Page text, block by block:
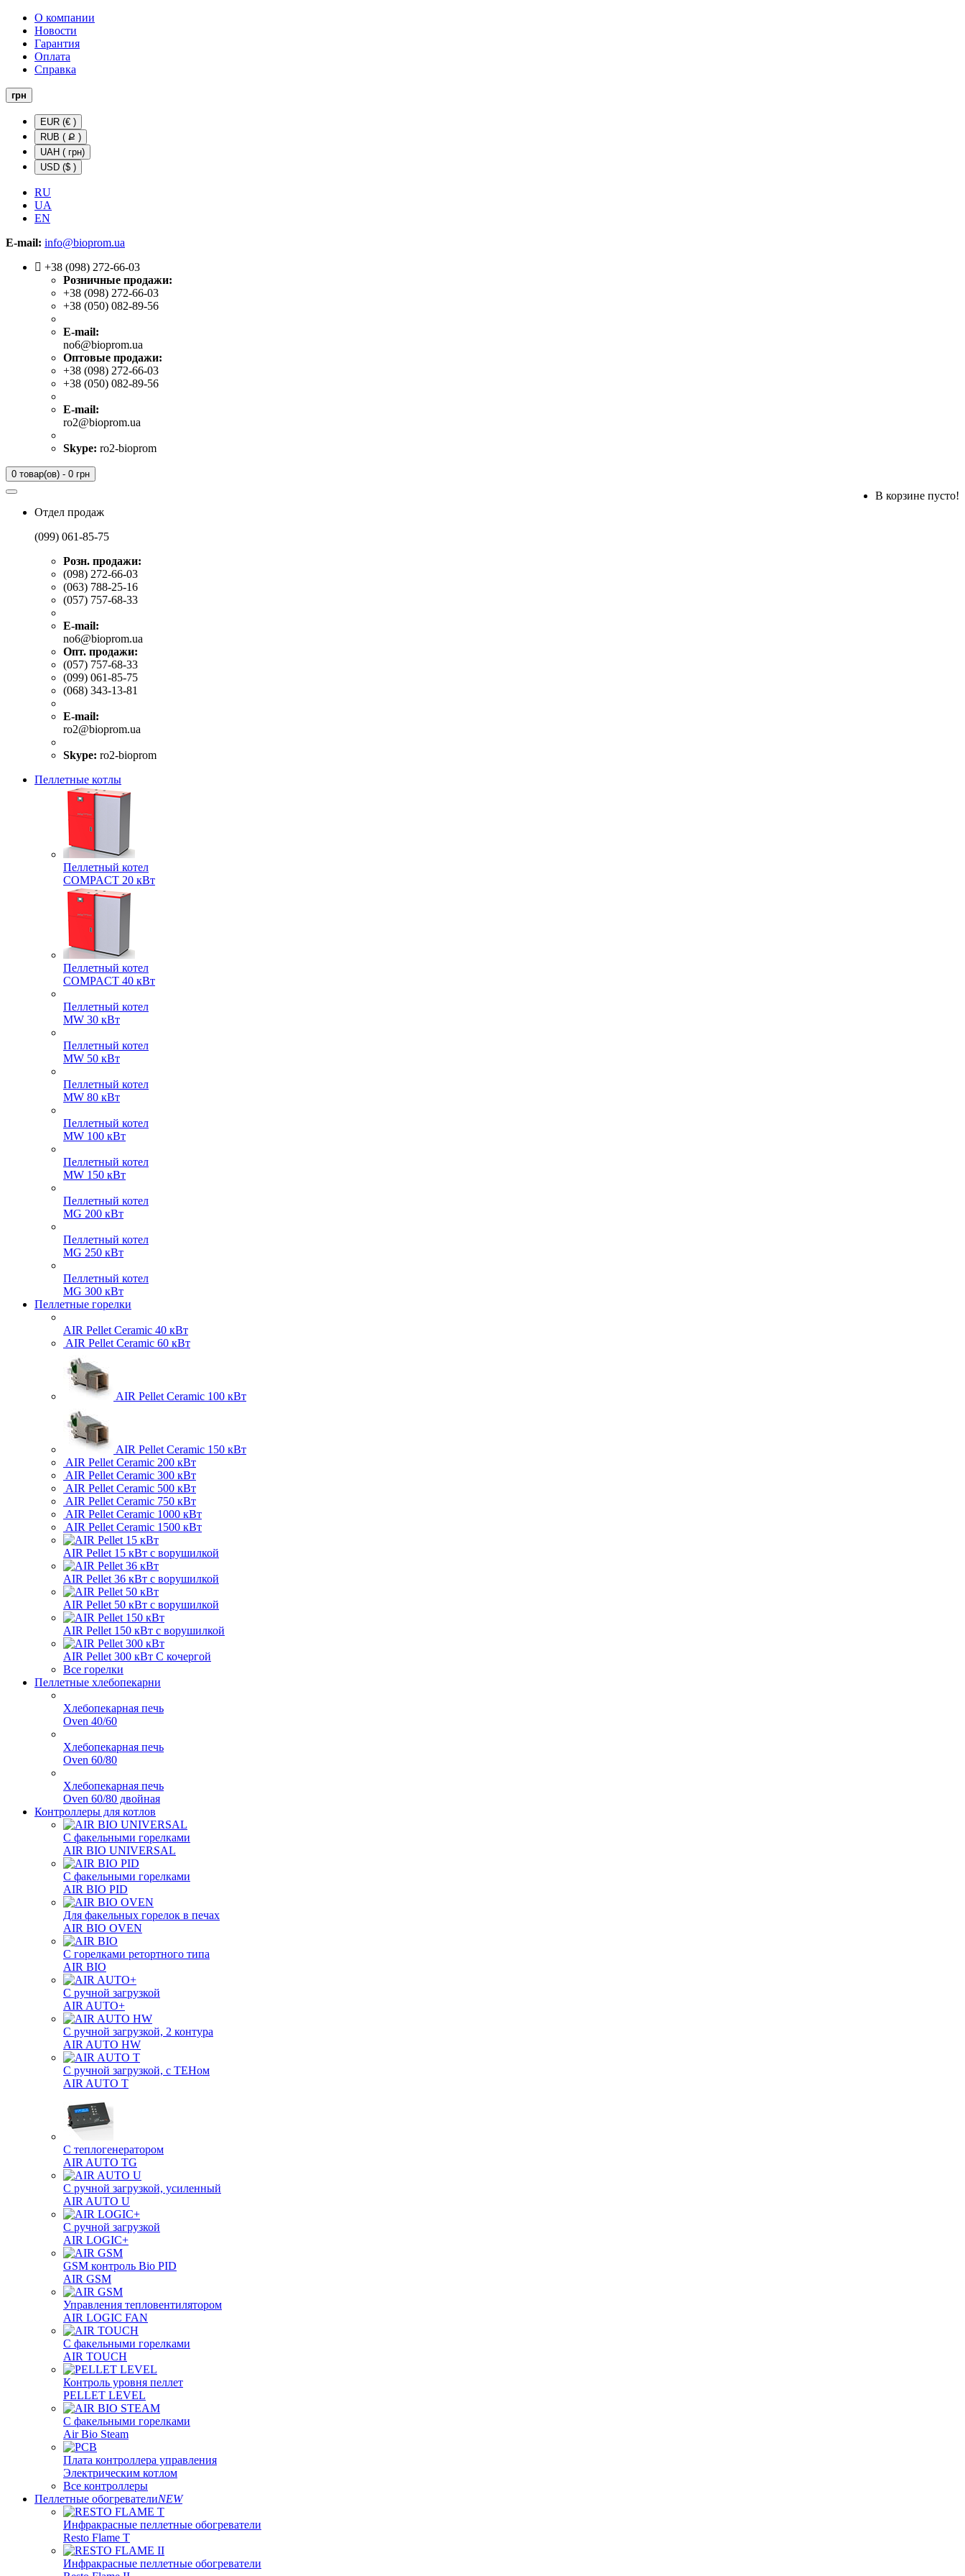
О компании
Новости
Гарантия
Оплата
Справка
грн
EUR (€ )
RUB ( Ք )
UAH ( грн)
USD ($ )
RU
UA
EN
E-mail: info@bioprom.ua
+38 (098) 272-66-03
Розничные продажи:
+38 (098) 272-66-03
+38 (050) 082-89-56
E-mail:
no6@bioprom.ua
Оптовые продажи:
+38 (098) 272-66-03
+38 (050) 082-89-56
E-mail:
ro2@bioprom.ua
Skype: ro2-bioprom
0 товар(ов) - 0 грн
В корзине пусто!
Отдел продаж
(099) 061-85-75
Розн. продажи:
(098) 272-66-03
(063) 788-25-16
(057) 757-68-33
E-mail:
no6@bioprom.ua
Опт. продажи:
(057) 757-68-33
(099) 061-85-75
(068) 343-13-81
E-mail:
ro2@bioprom.ua
Skype: ro2-bioprom
Пеллетные котлы
Пеллетный котел
COMPACT 20 кВт
Пеллетный котел
COMPACT 40 кВт
Пеллетный котел
MW 30 кВт
Пеллетный котел
MW 50 кВт
Пеллетный котел
MW 80 кВт
Пеллетный котел
MW 100 кВт
Пеллетный котел
MW 150 кВт
Пеллетный котел
MG 200 кВт
Пеллетный котел
MG 250 кВт
Пеллетный котел
MG 300 кВт
Пеллетные горелки
AIR Pellet Ceramic 40 кВт
AIR Pellet Ceramic 60 кВт
AIR Pellet Ceramic 100 кВт
AIR Pellet Ceramic 150 кВт
AIR Pellet Ceramic 200 кВт
AIR Pellet Ceramic 300 кВт
AIR Pellet Ceramic 500 кВт
AIR Pellet Ceramic 750 кВт
AIR Pellet Ceramic 1000 кВт
AIR Pellet Ceramic 1500 кВт
AIR Pellet 15 кВт с ворушилкой
AIR Pellet 36 кВт с ворушилкой
AIR Pellet 50 кВт с ворушилкой
AIR Pellet 150 кВт с ворушилкой
AIR Pellet 300 кВт С кочергой
Все горелки
Пеллетные хлебопекарни
Хлебопекарная печь
Oven 40/60
Хлебопекарная печь
Oven 60/80
Хлебопекарная печь
Oven 60/80 двойная
Контроллеры для котлов
С факельными горелками
AIR BIO UNIVERSAL
С факельными горелками
AIR BIO PID
Для факельных горелок в печах
AIR BIO OVEN
С горелками ретортного типа
AIR BIO
С ручной загрузкой
AIR AUTO+
С ручной загрузкой, 2 контура
AIR AUTO HW
С ручной загрузкой, с ТЕНом
AIR AUTO T
С теплогенератором
AIR AUTO TG
С ручной загрузкой, усиленный
AIR AUTO U
С ручной загрузкой
AIR LOGIC+
GSM контроль Bio PID
AIR GSM
Управления тепловентилятором
AIR LOGIC FAN
С факельными горелками
AIR TOUCH
Контроль уровня пеллет
PELLET LEVEL
С факельными горелками
Air Bio Steam
Плата контроллера управления
Электрическим котлом
Все контроллеры
Пеллетные обогревателиNEW
Инфракрасные пеллетные обогреватели
Resto Flame T
Инфракрасные пеллетные обогреватели